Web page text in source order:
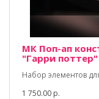
МК Поп-ап
"Гарри
Набор элементов
1 750.00 р.